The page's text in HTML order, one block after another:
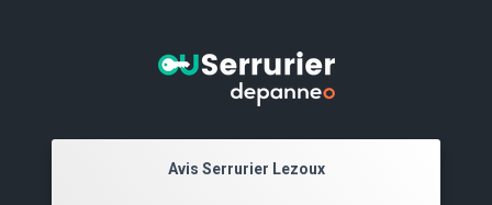
Avis Serrurier Lezoux